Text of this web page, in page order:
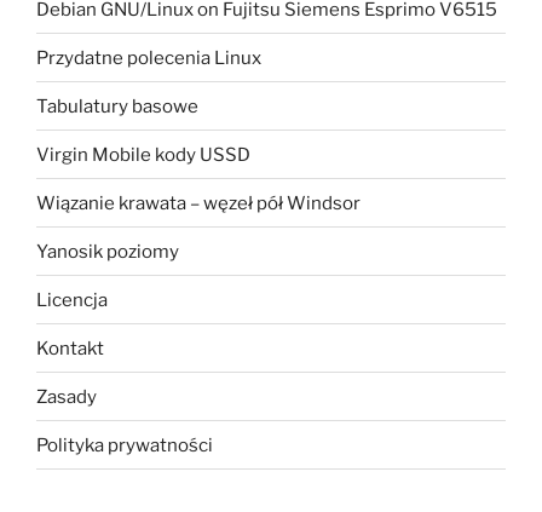
Debian GNU/Linux on Fujitsu Siemens Esprimo V6515
Przydatne polecenia Linux
Tabulatury basowe
Virgin Mobile kody USSD
Wiązanie krawata – węzeł pół Windsor
Yanosik poziomy
Licencja
Kontakt
Zasady
Polityka prywatności